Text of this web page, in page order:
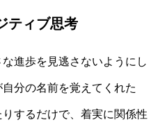
ティブ思考
進歩を見逃さないようにし
分の名前を覚えてくれた
するだけで、着実に関係性